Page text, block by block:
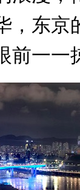
，东京
前一一